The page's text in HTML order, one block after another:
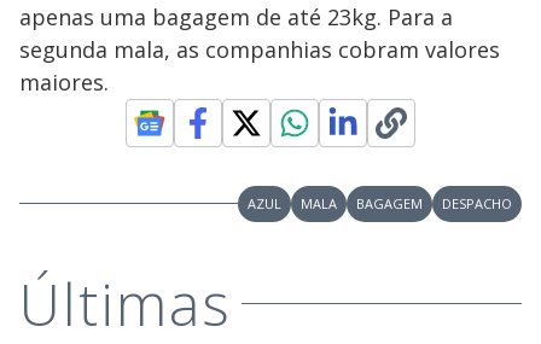
apenas uma bagagem de até 23kg. Para a
segunda mala, as companhias cobram valores
maiores.
AZUL MALA BAGAGEM DESPACHO
Últimas